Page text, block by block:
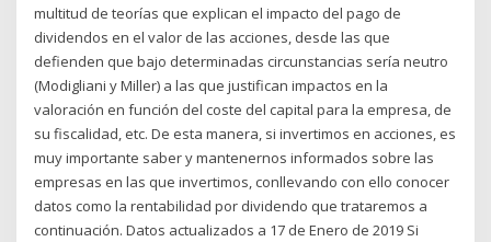
multitud de teorías que explican el impacto del pago de
dividendos en el valor de las acciones, desde las que
defienden que bajo determinadas circunstancias sería neutro
(Modigliani y Miller) a las que justifican impactos en la
valoración en función del coste del capital para la empresa, de
su fiscalidad, etc. De esta manera, si invertimos en acciones, es
muy importante saber y mantenernos informados sobre las
empresas en las que invertimos, conllevando con ello conocer
datos como la rentabilidad por dividendo que trataremos a
continuación. Datos actualizados a 17 de Enero de 2019 Si